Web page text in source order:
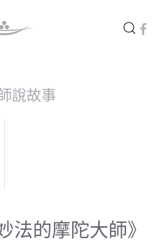
說故事
法的摩陀大師》